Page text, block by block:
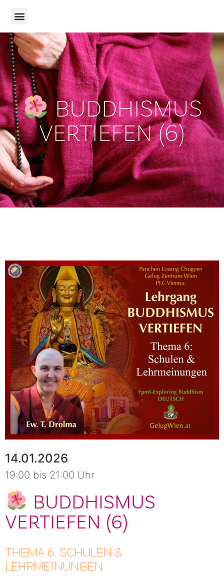
BUDDHISMUS
VERTIEFEN (6)
14.01.2026
19:00 bis 21:00 Uhr
BUDDHISMUS
VERTIEFEN (6)
THEMA 6: SCHULEN &
LEHRMEINUNGEN